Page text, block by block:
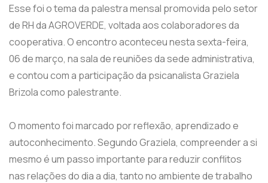
Esse foi o tema da palestra mensal promovida pelo setor
de RH da AGROVERDE, voltada aos colaboradores da
cooperativa. O encontro aconteceu nesta sexta-feira,
06 de março, na sala de reuniões da sede administrativa,
e contou com a participação da psicanalista Graziela
Brizola como palestrante.
O momento foi marcado por reflexão, aprendizado e
autoconhecimento. Segundo Graziela, compreender a si
mesmo é um passo importante para reduzir conflitos
nas relações do dia a dia, tanto no ambiente de trabalho